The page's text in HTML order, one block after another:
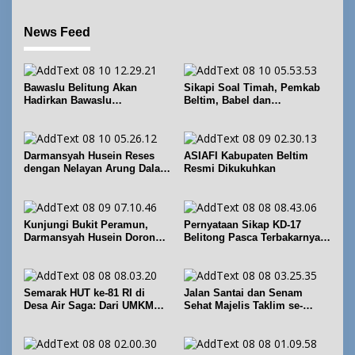
News Feed
Bawaslu Belitung Akan
Hadirkan Bawaslu
Kursi
Sikapi Soal Timah, Pemkab
Beltim, Babel dan
Darmansyah Husein Reses
dengan Nelayan Arung Dalam
ASIAFI Kabupaten Beltim
Resmi Dikukuhkan
Kunjungi Bukit Peramun,
Darmansyah Husein Dorong
Pernyataan Sikap KD-17
Belitong Pasca Terbakarnya
Semarak HUT ke-81 RI di
Desa Air Saga: Dari UMKM
Jalan Santai dan Senam
Sehat Majelis Taklim se-